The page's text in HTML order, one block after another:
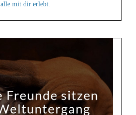
alle mit dir erlebt.